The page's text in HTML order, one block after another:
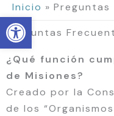
Open toolbar
Inicio
Preguntas
Preguntas
¿Qué función
de Misiones?
Creado por la
de los